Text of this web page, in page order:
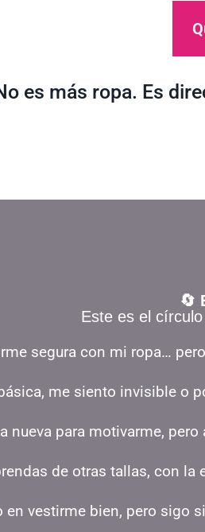
es más ropa. Es
🔄
Este es el
segura con mi ropa…
me siento invisible o
nueva para motivarme,
de otras tallas, con la
en vestirme bien, pero sigo